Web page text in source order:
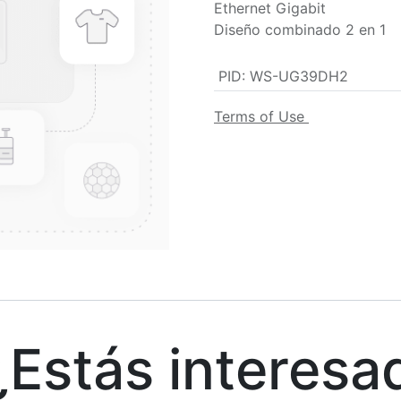
Ethernet Gigabit
Diseño combinado 2 en 1
PID: WS-UG39DH2
Terms of Use